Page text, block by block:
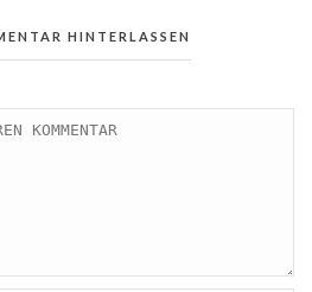
HINTERLASSEN